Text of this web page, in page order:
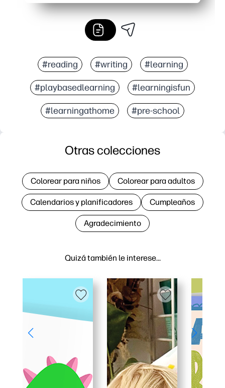
#reading #writing #learning
#playbasedlearning #learningisfun
#learningathome #pre-school
Quizá también le interese…
Otras colecciones
Colorear para niños Colorear para adultos
Calendarios y planificadores Cumpleaños
Agradecimiento